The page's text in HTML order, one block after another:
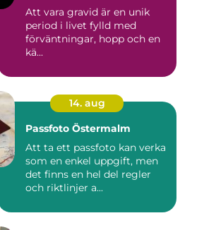
Att vara gravid är en unik
period i livet fylld med
förväntningar, hopp och en
kä...
14. aug
Passfoto Östermalm
Att ta ett passfoto kan verka
som en enkel uppgift, men
det finns en hel del regler
och riktlinjer a...